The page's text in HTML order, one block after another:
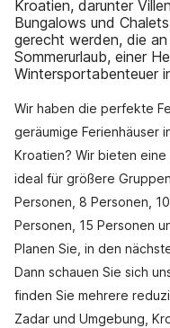
Kroatien, darunter
Bungalows und
gerecht werden, die
Sommerurlaub, einer
Wintersportabenteuer
Wir haben die perfekte
geräumige Ferienhäuser
Kroatien? Wir bieten
ideal für größere
Personen, 8 Personen,
Personen, 15 Personen
Planen Sie, in den
Dann schauen Sie sich
finden Sie mehrere
Zadar und Umgebung,